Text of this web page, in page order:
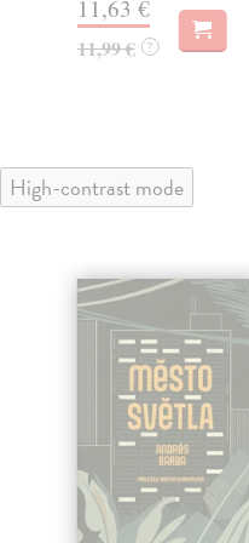
11,63 €
11,99 € ?
High-contrast mode